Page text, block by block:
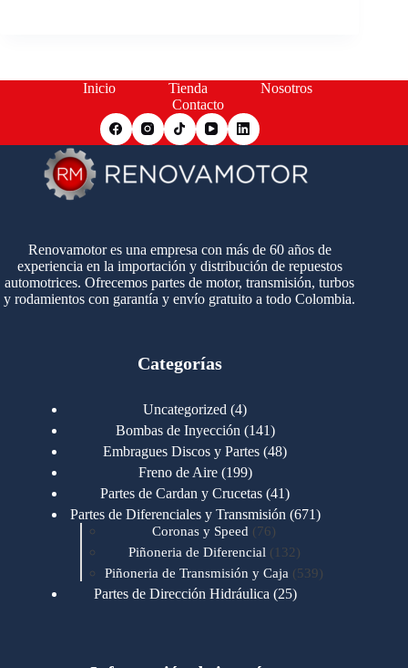
Inicio Tienda
Nosotros
Contacto
Renovamotor es una empresa con más de 60 años de
experiencia en la importación y distribución de repuestos
automotrices. Ofrecemos partes de motor, transmisión, turbos
y rodamientos con garantía y envío gratuito a todo Colombia.
Categorías
Uncategorized 44
productos
Bombas de Inyección 141141
productos
Embragues Discos y Partes 4848
Freno de Aire 199199
productos
Partes de Cardan y Crucetas 4141
productos
Partes de Diferenciales y Transmisión 671671
Coronas y Speed 7676
productos
Piñoneria de Diferencial 132 132
productos
Piñoneria de Transmisión y Caja 539539
Partes de Dirección Hidráulica 2525